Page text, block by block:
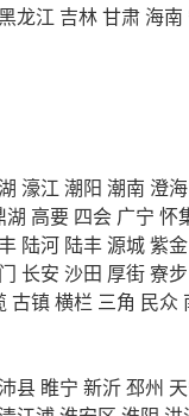
龙江 吉林甘肃 海南
濠江 潮阳 潮南 澄海
湖 高要 四会 广宁 怀
陆河 陆丰源城紫金
长安 沙田 厚街寮步
古镇横栏 三角 民众
沛县 睢宁 新沂邳州